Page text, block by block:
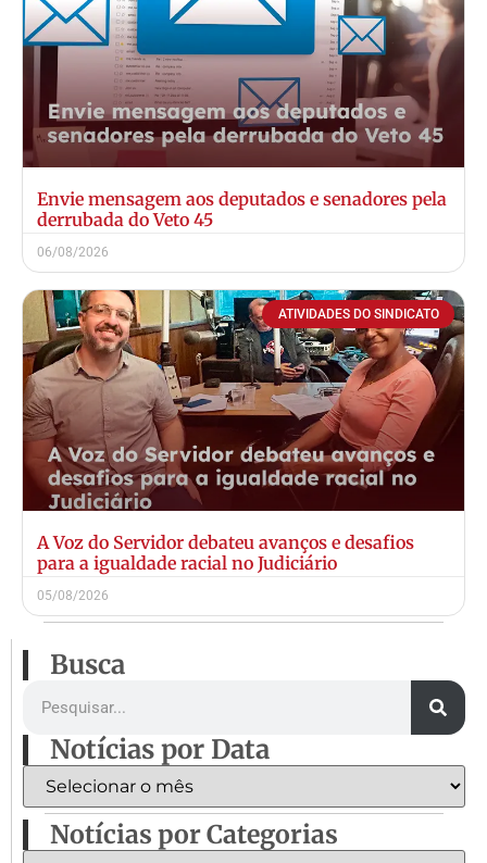
Envie mensagem aos deputados e senadores pela
derrubada do Veto 45
06/08/2026
ATIVIDADES DO SINDICATO
A Voz do Servidor debateu avanços e desafios
para a igualdade racial no Judiciário
05/08/2026
Busca
Notícias por Data
Notícias por Categorias